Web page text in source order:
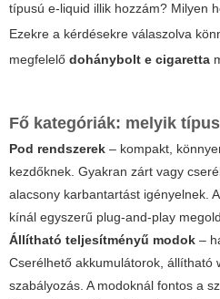
típusú e-liquid illik hozzám? Milyen
Ezekre a kérdésekre válaszolva
megfelelő dohánybolt e cigaretta
Fő kategóriák: melyik
Pod rendszerek – kompakt,
kezdőknek. Gyakran zárt vagy
alacsony karbantartást igényelnek.
kínál egyszerű plug-and-play
Állítható teljesítményű modok –
Cserélhető akkumulátorok, állítható
szabályozás. A modoknál fontos a